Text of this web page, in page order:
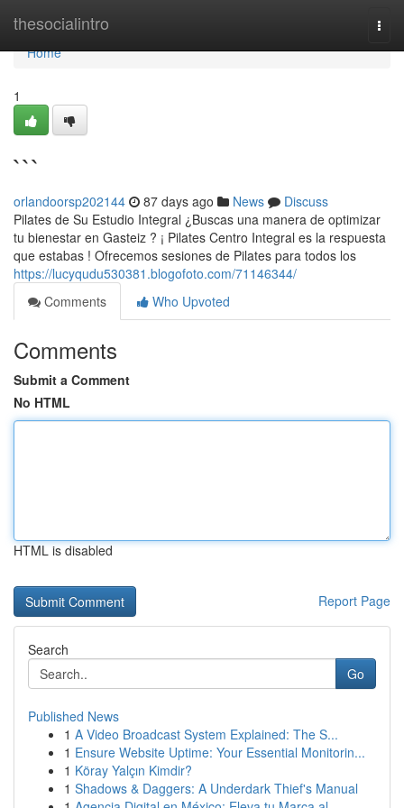
thesocialintro
Home
Home
1
```
orlandoorsp202144 87 days ago News
Discuss
Pilates de Su Estudio Integral ¿Buscas una manera de optimizar
tu bienestar en Gasteiz ? ¡ Pilates Centro Integral es la respuesta
que estabas ! Ofrecemos sesiones de Pilates para todos los
https://lucyqudu530381.blogofoto.com/71146344/
Comments
Who Upvoted
Comments
Submit a Comment
No HTML
HTML is disabled
Report Page
Search
Go
Published News
1 A Video Broadcast System Explained: The S...
1 Ensure Website Uptime: Your Essential Monitorin...
1 Köray Yalçın Kimdir?
1 Shadows & Daggers: A Underdark Thief's Manual